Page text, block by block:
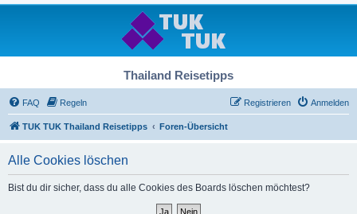
Thailand Reisetipps
FAQ Regeln Anmelden
Registrieren
TUK TUK Thailand Reisetipps Foren-Übersicht
Alle Cookies löschen
Bist du dir sicher, dass du alle Cookies des Boards löschen möchtest?